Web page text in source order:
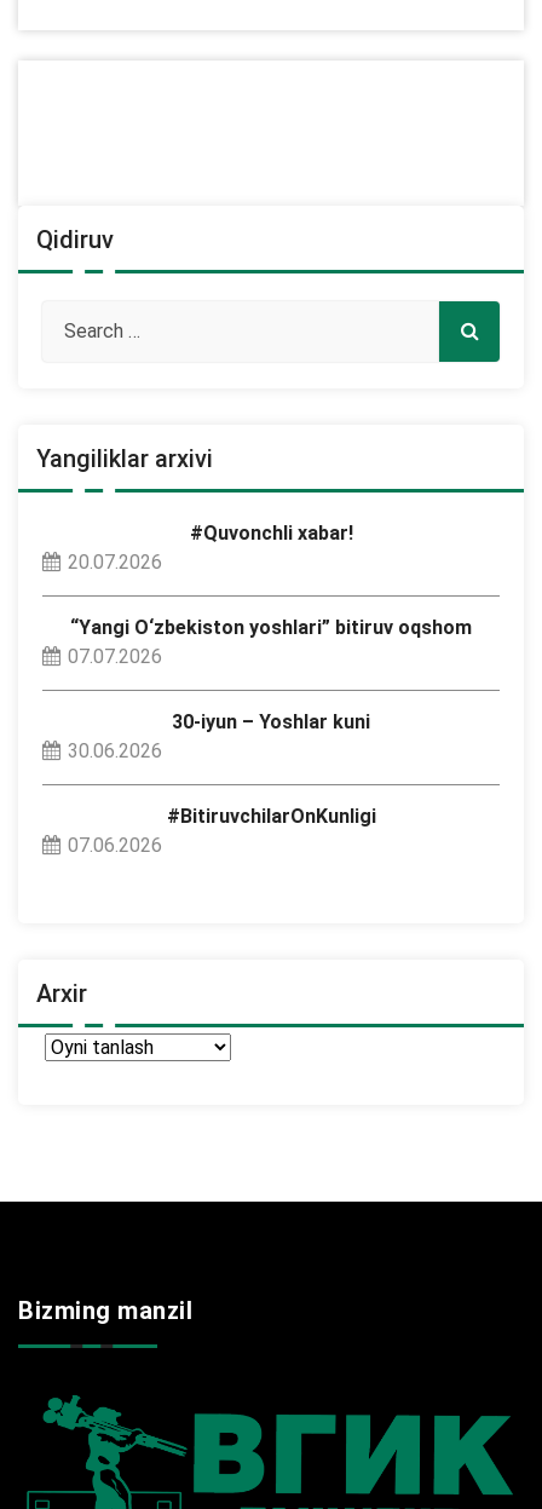
Qidiruv
Yangiliklar arxivi
#Quvonchli xabar!
20.07.2026
“Yangi O‘zbekiston yoshlari” bitiruv oqshom
07.07.2026
30-iyun – Yoshlar kuni
30.06.2026
#BitiruvchilarOnKunligi
07.06.2026
Arxir
Arxir
Bizming manzil